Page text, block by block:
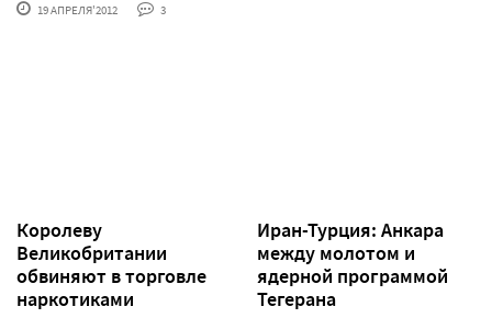
19 АПРЕЛЯ'2012 3
Королеву
Великобритании
обвиняют в торговле
наркотиками
Иран-Турция: Анкара
между молотом и
ядерной программой
Тегерана